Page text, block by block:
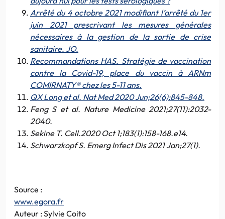
Arrêté du 4 octobre 2021 modifiant l’arrêté du 1er
juin 2021 prescrivant les mesures générales
nécessaires à la gestion de la sortie de crise
sanitaire. JO.
Recommandations HAS. Stratégie de vaccination
contre la Covid-19, place du vaccin à ARNm
COMIRNATY® chez les 5-11 ans.
QX Long et al. Nat Med 2020 Jun;26(6):845-848.
Feng S et al. Nature Medicine 2021;27(11):2032-
2040.
Sekine T. Cell.2020 Oct 1;183(1):158-168.e14.
Schwarzkopf S. Emerg Infect Dis 2021 Jan;27(1).
Source :
www.egora.fr
Auteur : Sylvie Coito